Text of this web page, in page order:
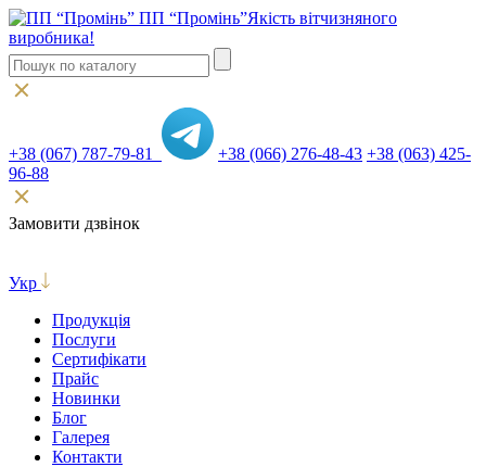
ПП “Промінь”Якість вітчизняного
виробника!
+38 (067) 787-79-81 +38 (066) 276-48-43 +38 (063) 425-
96-88
Замовити дзвінок
Укр
Продукція
Послуги
Сертифікати
Прайс
Новинки
Блог
Галерея
Контакти